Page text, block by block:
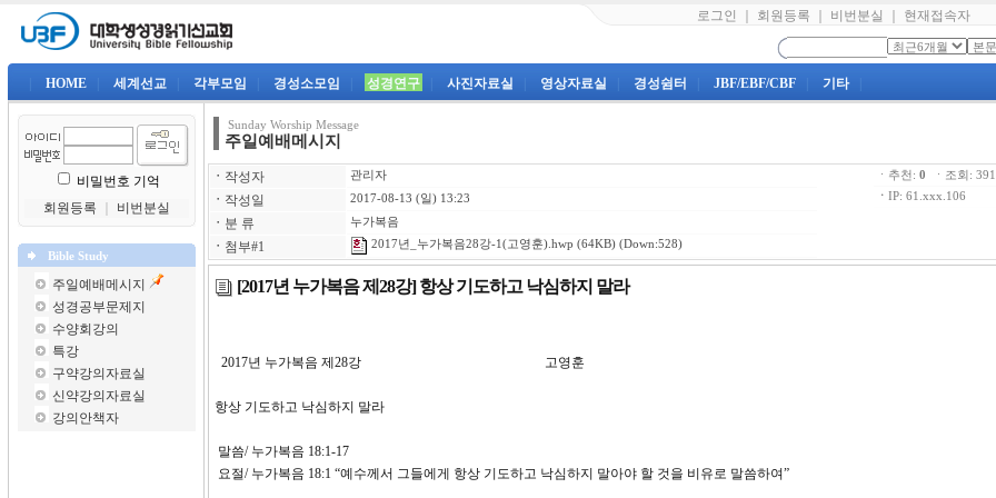
로그인 회원등록 비번분실 현재접속자
HOME 세계선교 각부모임 경성소모임 성경연구 사진자료실 영상자료실 경성쉼터 JBF/EBF/CBF 기타
비밀번호 기억
회원등록
비번분실
Bible Study
주일예배메시지
성경공부문제지
수양회강의
특강
구약강의자료실
신약강의자료실
강의안책자
Sunday Worship Message
주일예배메시지
ㆍ 작성자 관리자
ㆍ 작성일 2017-08-13 (일) 13:23
ㆍ 분 류 누가복음
ㆍ 첨부#1 2017년_누가복음28강-1(고영훈).hwp (64KB) (Down:528)
ㆍ추천: 0 ㆍ조회:
ㆍ IP: 61.xxx.106
[2017년 누가복음 제28강] 항상 기도하고 낙심하지 말라
2017년 누가복음 제28강 고영훈
항상 기도하고 낙심하지 말라
말씀/ 누가복음 18:1-17
요절/ 누가복음 18:1 “예수께서 그들에게 항상 기도하고 낙심하지 말아야 할 것을 비유로 말씀하여”